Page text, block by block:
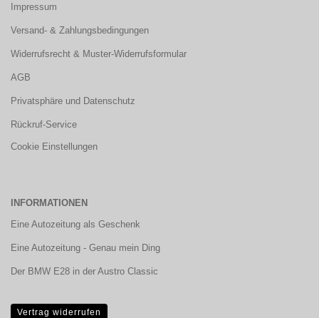
Impressum
Versand- & Zahlungsbedingungen
Widerrufsrecht & Muster-Widerrufsformular
AGB
Privatsphäre und Datenschutz
Rückruf-Service
Cookie Einstellungen
INFORMATIONEN
Eine Autozeitung als Geschenk
Eine Autozeitung - Genau mein Ding
Der BMW E28 in der Austro Classic
Vertrag widerrufen